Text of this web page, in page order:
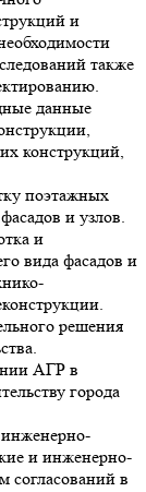
и
также
данные
конструкций,
поэтажных
и узлов.
и
вида фасадов и
решения
АГР в
города
и инженерно-
согласований в